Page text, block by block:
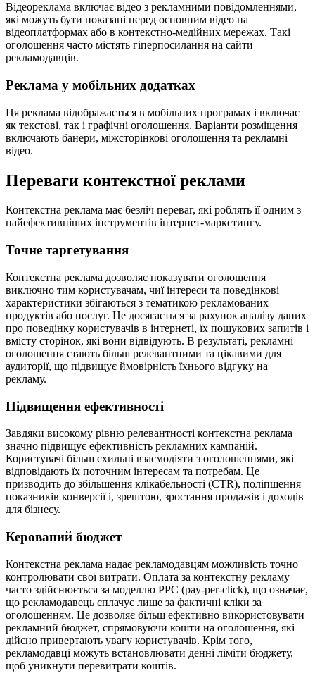
Відеореклама включає відео з рекламними повідомленнями,
які можуть бути показані перед основним відео на
відеоплатформах або в контекстно-медійних мережах. Такі
оголошення часто містять гіперпосилання на сайти
рекламодавців.
Реклама у мобільних додатках
Ця реклама відображається в мобільних програмах і включає
як текстові, так і графічні оголошення. Варіанти розміщення
включають банери, міжсторінкові оголошення та рекламні
відео.
Переваги контекстної реклами
Контекстна реклама має безліч переваг, які роблять її одним з
найефективніших інструментів інтернет-маркетингу.
Точне таргетування
Контекстна реклама дозволяє показувати оголошення
виключно тим користувачам, чиї інтереси та поведінкові
характеристики збігаються з тематикою рекламованих
продуктів або послуг. Це досягається за рахунок аналізу даних
про поведінку користувачів в інтернеті, їх пошукових запитів і
вмісту сторінок, які вони відвідують. В результаті, рекламні
оголошення стають більш релевантними та цікавими для
аудиторії, що підвищує ймовірність їхнього відгуку на
рекламу.
Підвищення ефективності
Завдяки високому рівню релевантності контекстна реклама
значно підвищує ефективність рекламних кампаній.
Користувачі більш схильні взаємодіяти з оголошеннями, які
відповідають їх поточним інтересам та потребам. Це
призводить до збільшення клікабельності (CTR), поліпшення
показників конверсії і, зрештою, зростання продажів і доходів
для бізнесу.
Керований бюджет
Контекстна реклама надає рекламодавцям можливість точно
контролювати свої витрати. Оплата за контекстну рекламу
часто здійснюється за моделлю PPC (pay-per-click), що означає,
що рекламодавець сплачує лише за фактичні кліки за
оголошенням. Це дозволяє більш ефективно використовувати
рекламний бюджет, спрямовуючи кошти на оголошення, які
дійсно привертають увагу користувачів. Крім того,
рекламодавці можуть встановлювати денні ліміти бюджету,
щоб уникнути перевитрати коштів.